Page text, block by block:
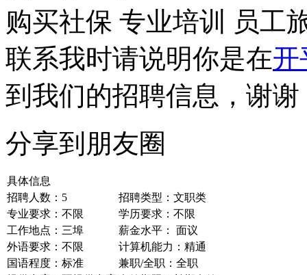
购买社保 专业培训
员工
联系我时请说明你是在开
到我们的招聘信息，谢谢
分享到朋友圈
具体信息
招聘人数：5
招聘类型：文职类
专业要求：不限
学历要求：不限
工作地点：三埠
薪金水平： 面议
外语要求：不限
计算机能力：精通
国语程度：标准
兼职/全职：全职